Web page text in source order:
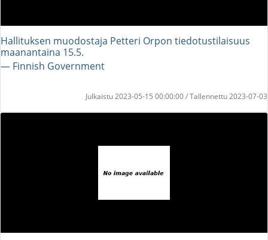
Hallituksen muodostaja Petteri Orpon tiedotustilaisuus
maanantaina 15.5.
― Finnish Government
Julkaistu 2023-05-15 00:00:00 / Tallennettu 2023-07-03